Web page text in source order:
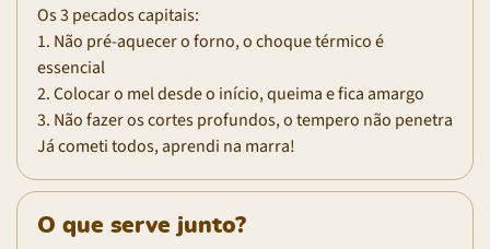
Os 3 pecados capitais:
1. Não pré-aquecer o forno, o choque térmico é
essencial
2. Colocar o mel desde o início, queima e fica amargo
3. Não fazer os cortes profundos, o tempero não penetra
Já cometi todos, aprendi na marra!
O que serve junto?